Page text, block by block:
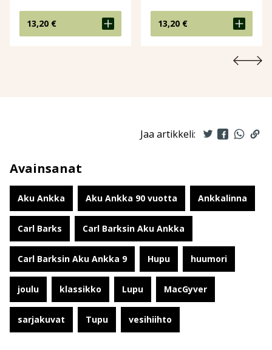
13,20 € 13,20 €
Jaa artikkeli:
Avainsanat
Aku Ankka Aku Ankka 90 vuotta Ankkalinna
Carl Barks Carl Barksin Aku Ankka
Carl Barksin Aku Ankka 9 Hupu huumori
joulu klassikko Lupu MacGyver
sarjakuvat Tupu vesihiihto